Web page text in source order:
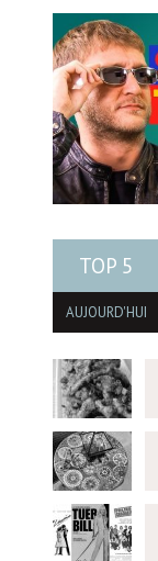
TOP 5
AUJOURD'HUI